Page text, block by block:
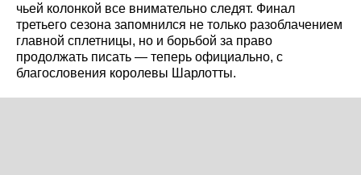
чьей колонкой все внимательно следят. Финал
третьего сезона запомнился не только разоблачением
главной сплетницы, но и борьбой за право
продолжать писать — теперь официально, с
благословения королевы Шарлотты.